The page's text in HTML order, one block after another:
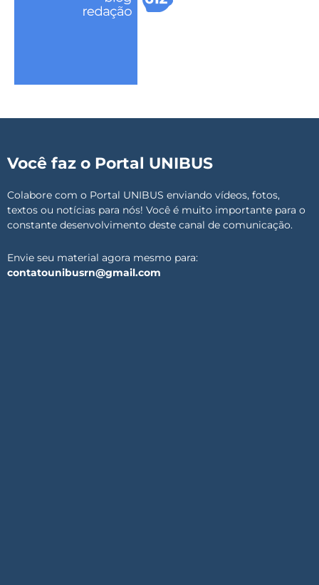
Você faz o Portal UNIBUS
Colabore com o Portal UNIBUS enviando vídeos, fotos,
textos ou notícias para nós! Você é muito importante para o
constante desenvolvimento deste canal de comunicação.
Envie seu material agora mesmo para:
contatounibusrn@gmail.com